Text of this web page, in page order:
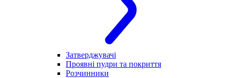
Затверджувачі
Проявні пудри та покриття
Розчинники